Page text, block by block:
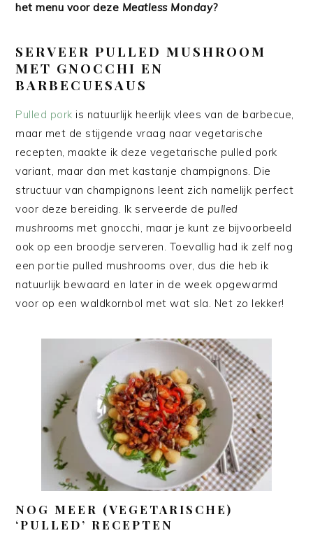
het menu voor deze Meatless Monday?
SERVEER PULLED MUSHROOM
MET GNOCCHI EN
BARBECUESAUS
Pulled pork is natuurlijk heerlijk vlees van de barbecue,
maar met de stijgende vraag naar vegetarische
recepten, maakte ik deze vegetarische pulled pork
variant, maar dan met kastanje champignons. Die
structuur van champignons leent zich namelijk perfect
voor deze bereiding. Ik serveerde de pulled
mushrooms met gnocchi, maar je kunt ze bijvoorbeeld
ook op een broodje serveren. Toevallig had ik zelf nog
een portie pulled mushrooms over, dus die heb ik
natuurlijk bewaard en later in de week opgewarmd
voor op een waldkornbol met wat sla. Net zo lekker!
NOG MEER (VEGETARISCHE)
‘PULLED’ RECEPTEN